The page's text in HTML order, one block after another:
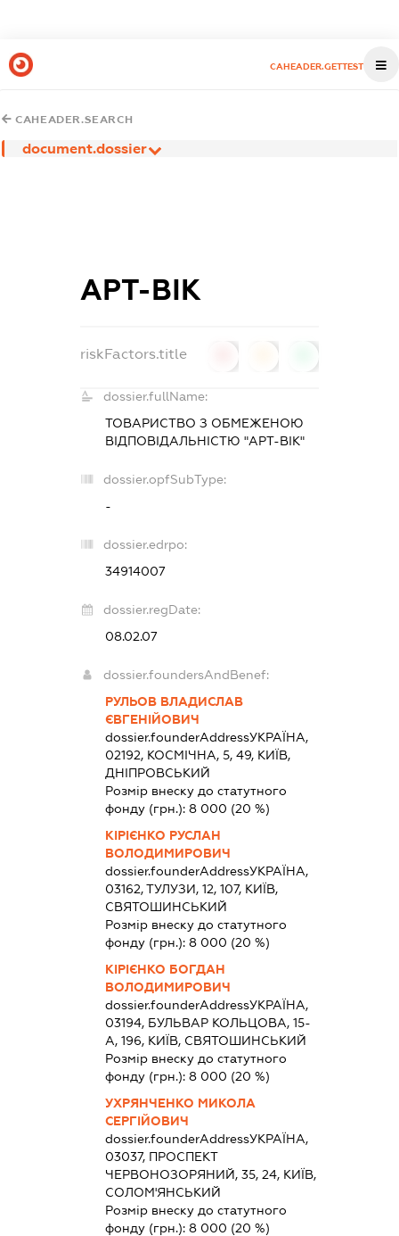
CAHEADER.GETTEST
CAHEADER.SEARCH
document.dossier
АРТ-ВІК
riskFactors.title
dossier.fullName:
ТОВАРИСТВО З ОБМЕЖЕНОЮ
ВІДПОВІДАЛЬНІСТЮ "АРТ-ВІК"
dossier.opfSubType:
-
dossier.edrpo:
34914007
dossier.regDate:
08.02.07
dossier.foundersAndBenef:
РУЛЬОВ ВЛАДИСЛАВ
ЄВГЕНІЙОВИЧ
dossier.founderAddressУКРАЇНА,
02192, КОСМІЧНА, 5, 49, КИЇВ,
ДНІПРОВСЬКИЙ
Розмір внеску до статутного
фонду (грн.): 8 000 (20 %)
КІРІЄНКО РУСЛАН
ВОЛОДИМИРОВИЧ
dossier.founderAddressУКРАЇНА,
03162, ТУЛУЗИ, 12, 107, КИЇВ,
СВЯТОШИНСЬКИЙ
Розмір внеску до статутного
фонду (грн.): 8 000 (20 %)
КІРІЄНКО БОГДАН
ВОЛОДИМИРОВИЧ
dossier.founderAddressУКРАЇНА,
03194, БУЛЬВАР КОЛЬЦОВА, 15-
А, 196, КИЇВ, СВЯТОШИНСЬКИЙ
Розмір внеску до статутного
фонду (грн.): 8 000 (20 %)
УХРЯНЧЕНКО МИКОЛА
СЕРГІЙОВИЧ
dossier.founderAddressУКРАЇНА,
03037, ПРОСПЕКТ
ЧЕРВОНОЗОРЯНИЙ, 35, 24, КИЇВ,
СОЛОМ'ЯНСЬКИЙ
Розмір внеску до статутного
фонду (грн.): 8 000 (20 %)